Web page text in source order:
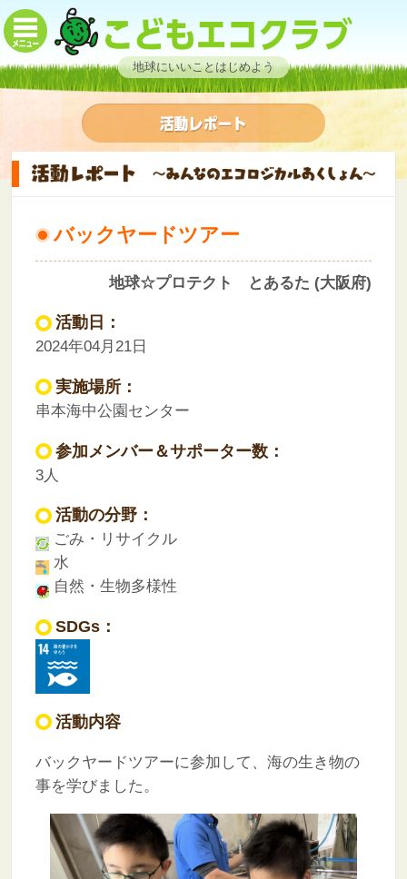
地球にいいことはじめよう
バックヤードツアー
地球☆プロテクト とあるた (大阪府)
活動日：
2024年04月21日
実施場所：
串本海中公園センター
参加メンバー＆サポーター数：
3人
活動の分野：
ごみ・リサイクル
水
自然・生物多様性
SDGs：
活動内容
バックヤードツアーに参加して、海の生き物の
事を学びました。